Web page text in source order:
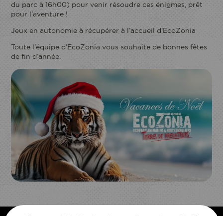
du parc à 16h00) pour venir résoudre ces énigmes, prêt
pour l’aventure !
Jeux en autonomie à récupérer à l’accueil d’EcoZonia
Toute l’équipe d’EcoZonia vous souhaite de bonnes fêtes
de fin d’année.
ECOPARC
Je réserve mon entrée